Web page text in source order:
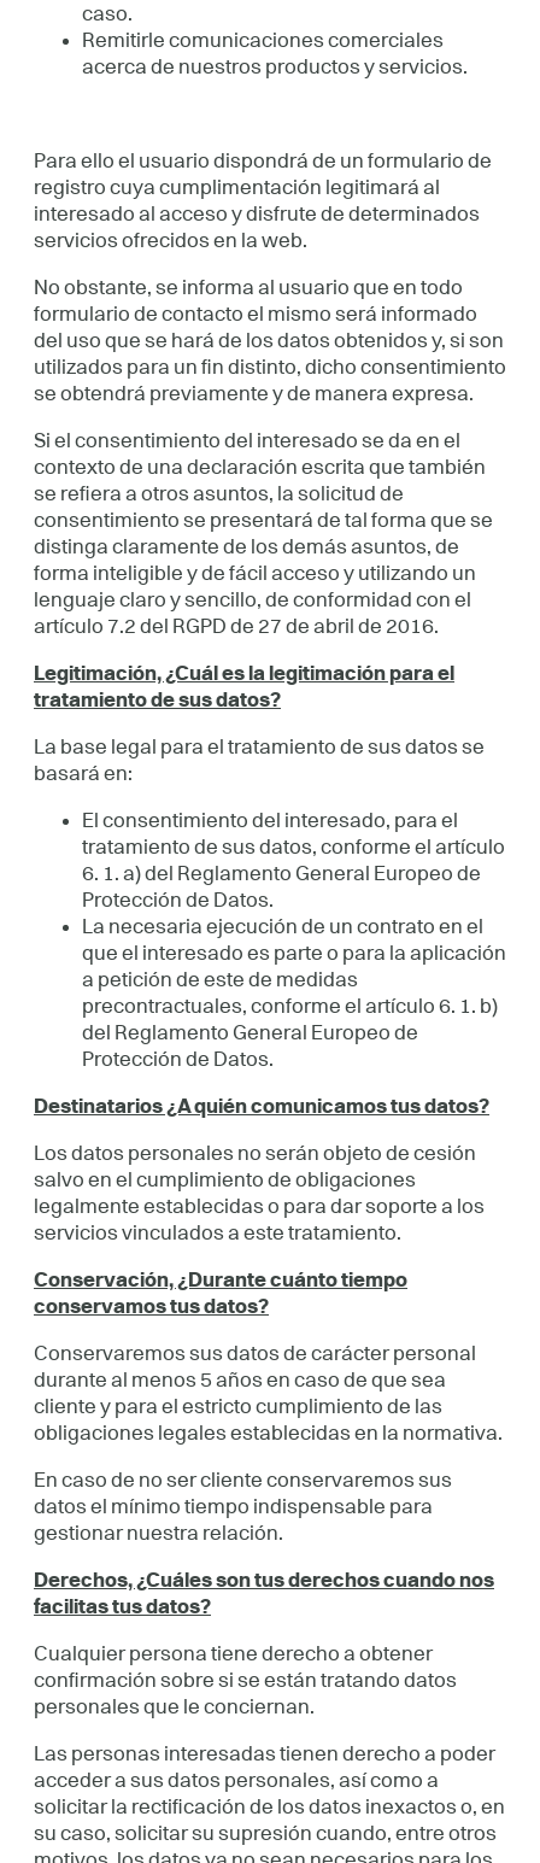
caso.
Remitirle comunicaciones comerciales
acerca de nuestros productos y servicios.
Para ello el usuario dispondrá de un formulario de
registro cuya cumplimentación legitimará al
interesado al acceso y disfrute de determinados
servicios ofrecidos en la web.
No obstante, se informa al usuario que en todo
formulario de contacto el mismo será informado
del uso que se hará de los datos obtenidos y, si son
utilizados para un fin distinto, dicho consentimiento
se obtendrá previamente y de manera expresa.
Si el consentimiento del interesado se da en el
contexto de una declaración escrita que también
se refiera a otros asuntos, la solicitud de
consentimiento se presentará de tal forma que se
distinga claramente de los demás asuntos, de
forma inteligible y de fácil acceso y utilizando un
lenguaje claro y sencillo, de conformidad con el
artículo 7.2 del RGPD de 27 de abril de 2016.
Legitimación, ¿Cuál es la legitimación para el
tratamiento de sus datos?
La base legal para el tratamiento de sus datos se
basará en:
El consentimiento del interesado, para el
tratamiento de sus datos, conforme el artículo
6. 1. a) del Reglamento General Europeo de
Protección de Datos.
La necesaria ejecución de un contrato en el
que el interesado es parte o para la aplicación
a petición de este de medidas
precontractuales, conforme el artículo 6. 1. b)
del Reglamento General Europeo de
Protección de Datos.
Destinatarios ¿A quién comunicamos tus datos?
Los datos personales no serán objeto de cesión
salvo en el cumplimiento de obligaciones
legalmente establecidas o para dar soporte a los
servicios vinculados a este tratamiento.
Conservación, ¿Durante cuánto tiempo
conservamos tus datos?
Conservaremos sus datos de carácter personal
durante al menos 5 años en caso de que sea
cliente y para el estricto cumplimiento de las
obligaciones legales establecidas en la normativa.
En caso de no ser cliente conservaremos sus
datos el mínimo tiempo indispensable para
gestionar nuestra relación.
Derechos, ¿Cuáles son tus derechos cuando nos
facilitas tus datos?
Cualquier persona tiene derecho a obtener
confirmación sobre si se están tratando datos
personales que le conciernan.
Las personas interesadas tienen derecho a poder
acceder a sus datos personales, así como a
solicitar la rectificación de los datos inexactos o, en
su caso, solicitar su supresión cuando, entre otros